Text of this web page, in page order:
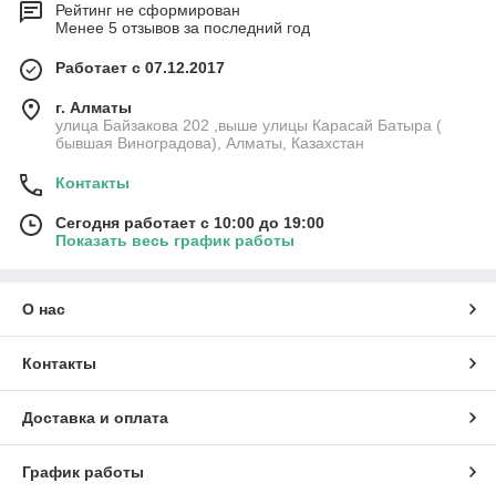
Рейтинг не сформирован
Менее 5 отзывов за последний год
Работает с 07.12.2017
г. Алматы
улица Байзакова 202 ,выше улицы Карасай Батыра (
бывшая Виноградова), Алматы, Казахстан
Контакты
Сегодня работает с 10:00 до 19:00
Показать весь график работы
О нас
Контакты
Доставка и оплата
График работы